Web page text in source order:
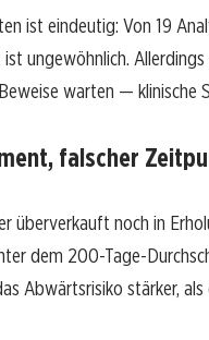
ist eindeutig: Von 19
ungewöhnlich.
warten — klinische
falscher
überverkauft noch in
dem 200-Tage-
Abwärtsrisiko stärker,